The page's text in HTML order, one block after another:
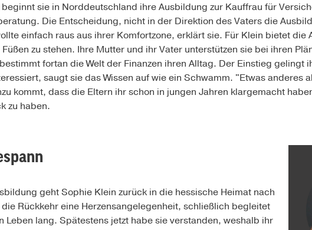
sie in Norddeutschland ihre Ausbildung zur Kauffrau für
Die Entscheidung, nicht in der Direktion des Vaters die
einfach raus aus ihrer Komfortzone, erklärt sie. Für Klein bietet die
zu stehen. Ihre Mutter und ihr Vater unterstützen sie bei ihren
fortan die Welt der Finanzen ihren Alltag. Der Einstieg gelingt
saugt sie das Wissen auf wie ein Schwamm. "Etwas anderes
kommt, dass die Eltern ihr schon in jungen Jahren klargemacht
zu haben.
geht Sophie Klein zurück in die hessische Heimat nach
Rückkehr eine Herzensangelegenheit, schließlich begleitet
Leben lang. Spätestens jetzt habe sie verstanden, weshalb ihr